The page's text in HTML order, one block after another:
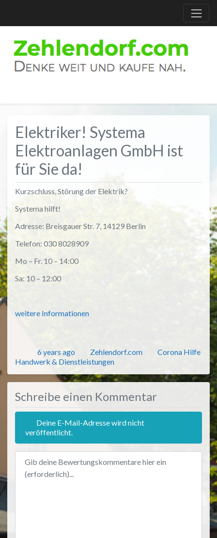
Elektriker! Systema
Elektroanlagen GmbH ist
für Sie da!
Kurzschluss, Störung der Elektrik?
Systema hilft!
Adresse: Breisgauer Str. 7, 14129 Berlin
Telefon: 030 8028909
Mo – Fr. 10 – 14:00
Sa: 10 – 12:00
weitere Informationen
Veröffentlicht
6 years ago Autor
Zehlendorf.com Kategorien
Corona Hilfe
Handwerk & Dienstleistungen
Schreibe einen Kommentar
Deine E-Mail-Adresse wird nicht
veröffentlicht.
Bewertungstext